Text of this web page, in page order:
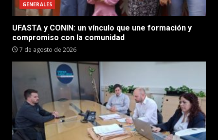
GENERALES
UFASTA y CONIN: un vínculo que une formación y
compromiso con la comunidad
7 de agosto de 2026